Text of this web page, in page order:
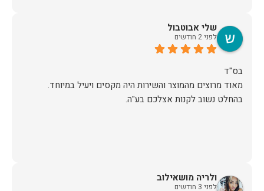
שלי אבוטבול
לפני 2 חודשים
מאוד מרוצים מהמוצר והשירות היה מקסים ויעיל במיוחד.
בהחלט נשוב לקנות אצלכם בע"ה.
ולריה מושאילוב
לפני 3 חודשים